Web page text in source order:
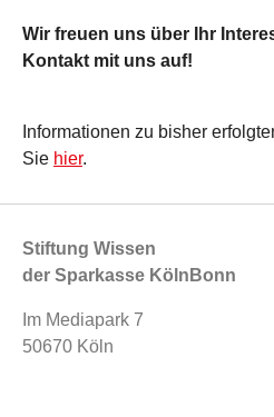
Wir freuen uns über Ihr
Kontakt mit uns auf!
Informationen zu bisher
Sie hier.
Stiftung Wissen
der Sparkasse KölnBonn
Im Mediapark 7
50670 Köln